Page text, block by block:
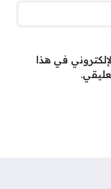
في هذا